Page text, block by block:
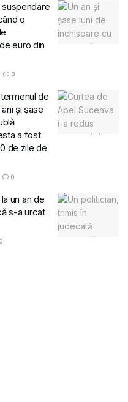
suspendare
o
euro din
0
de
și șase
a fost
de zile de
0
un an de
s-a urcat
0